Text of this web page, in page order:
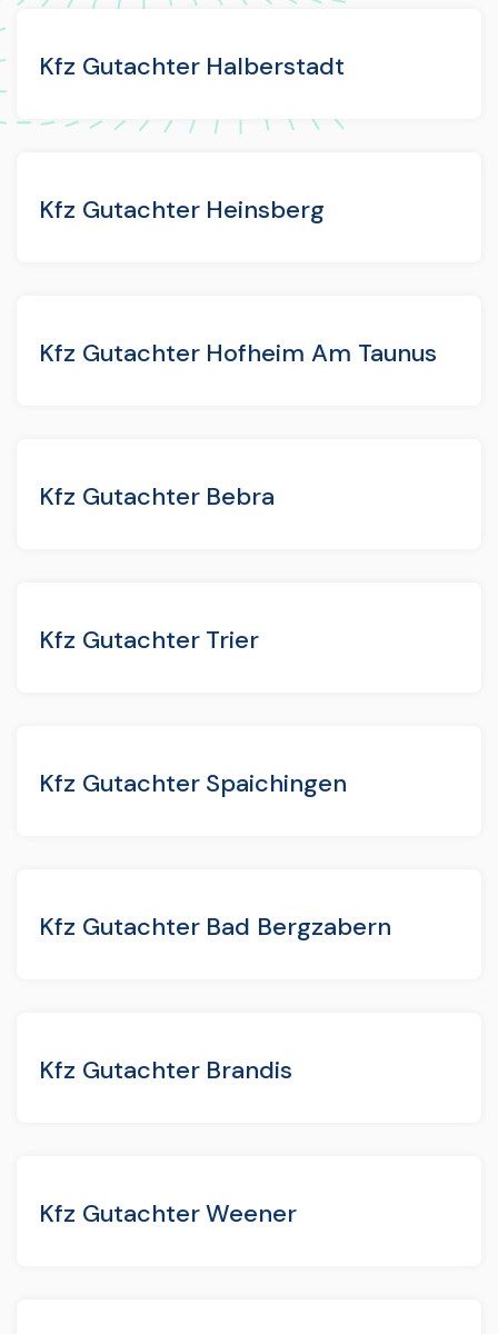
Kfz Gutachter Halberstadt
Kfz Gutachter Heinsberg
Kfz Gutachter Hofheim Am Taunus
Kfz Gutachter Bebra
Kfz Gutachter Trier
Kfz Gutachter Spaichingen
Kfz Gutachter Bad Bergzabern
Kfz Gutachter Brandis
Kfz Gutachter Weener